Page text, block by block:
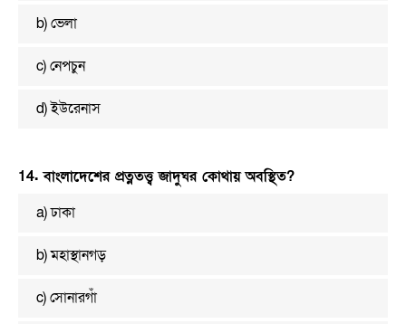
b) ভেলা
c) নেপচুন
d) ইউরেনাস
14. বাংলাদেশের প্রত্নতত্ত্ব জাদুঘর কোথায় অবস্থিত?
a) ঢাকা
b) মহাস্থানগড়
c) সোনারগাঁ